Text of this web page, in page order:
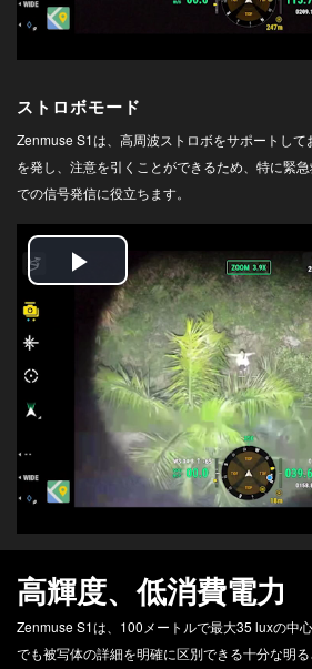
ストロボモード
Zenmuse S1は、高周波ストロボをサポートし
を発し、注意を引くことができるため、特に緊
での信号発信に役立ちます。
Play
Video
高輝度、低消費電力
Zenmuse S1は、100メートルで最大35 luxの中
でも被写体の詳細を明確に区別できる十分な明る